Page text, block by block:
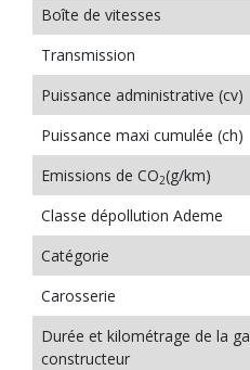
Boîte de vitesses
Transmission
Puissance administrative (cv)
Puissance maxi cumulée (ch)
Emissions de CO2(g/km)
Classe dépollution Ademe
Catégorie
Carosserie
Durée et kilométrage de la
constructeur